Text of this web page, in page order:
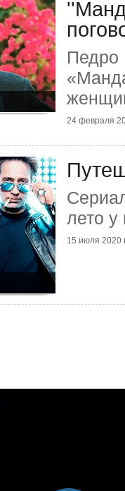
Педро
24 февраля
лето у
15 июля 2020